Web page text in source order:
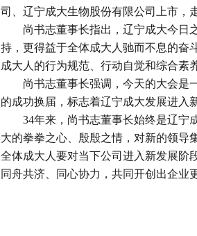
司、辽宁成大生物股份有限公司上市，
尚书志董事长指出，辽宁成大今日
持，更得益于全体成大人驰而不息的奋
成大人的行为规范、行动自觉和综合素
尚书志董事长强调，今天的大会是
的成功换届，标志着辽宁成大发展进入
34年来，尚书志董事长始终是辽宁
大的拳拳之心、殷殷之情，对新的领导
全体成大人要对当下公司进入新发展阶
同舟共济、同心协力，共同开创出企业